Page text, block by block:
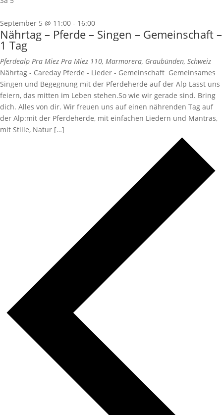
September 5 @ 11:00 - 16:00
Nährtag – Pferde – Singen – Gemeinschaft –
1 Tag
Pferdealp Pra Miez Pra Miez 110, Marmorera, Graubünden, Schweiz
Nährtag - Careday Pferde - Lieder - Gemeinschaft Gemeinsames
Singen und Begegnung mit der Pferdeherde auf der Alp Lasst uns
feiern, das mitten im Leben stehen.So wie wir gerade sind. Bring
dich. Alles von dir. Wir freuen uns auf einen nährenden Tag auf
der Alp:mit der Pferdeherde, mit einfachen Liedern und Mantras,
mit Stille, Natur […]